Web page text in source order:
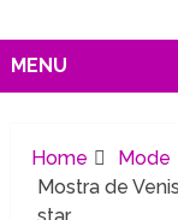
MENU
Home
Mode
Mostra de